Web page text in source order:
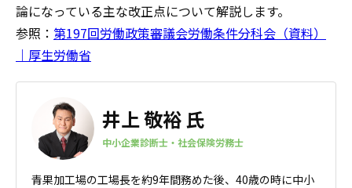
論になっている主な改正点について解説します。
参照： 第197回労働政策審議会労働条件分科会（資料）
｜厚生労働省
井上 敬裕 氏
中小企業診断士・社会保険労務士
青果加工場の工場長を約9年間務めた後、40歳の時に中小